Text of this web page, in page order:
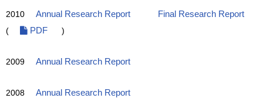
2010 Annual Research Report
Final Research Report
(
PDF )
2009 Annual Research Report
2008 Annual Research Report